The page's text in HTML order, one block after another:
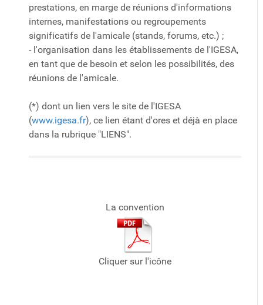
prestations, en marge de réunions d'informations
internes, manifestations ou regroupements
significatifs de l'amicale (stands, forums, etc.) ;
- l'organisation dans les établissements de l'IGESA,
en tant que de besoin et selon les possibilités, des
réunions de l'amicale.
(*) dont un lien vers le site de l'IGESA
(www.igesa.fr), ce lien étant d'ores et déjà en place
dans la rubrique "LIENS".
La convention
Cliquer sur l'icône